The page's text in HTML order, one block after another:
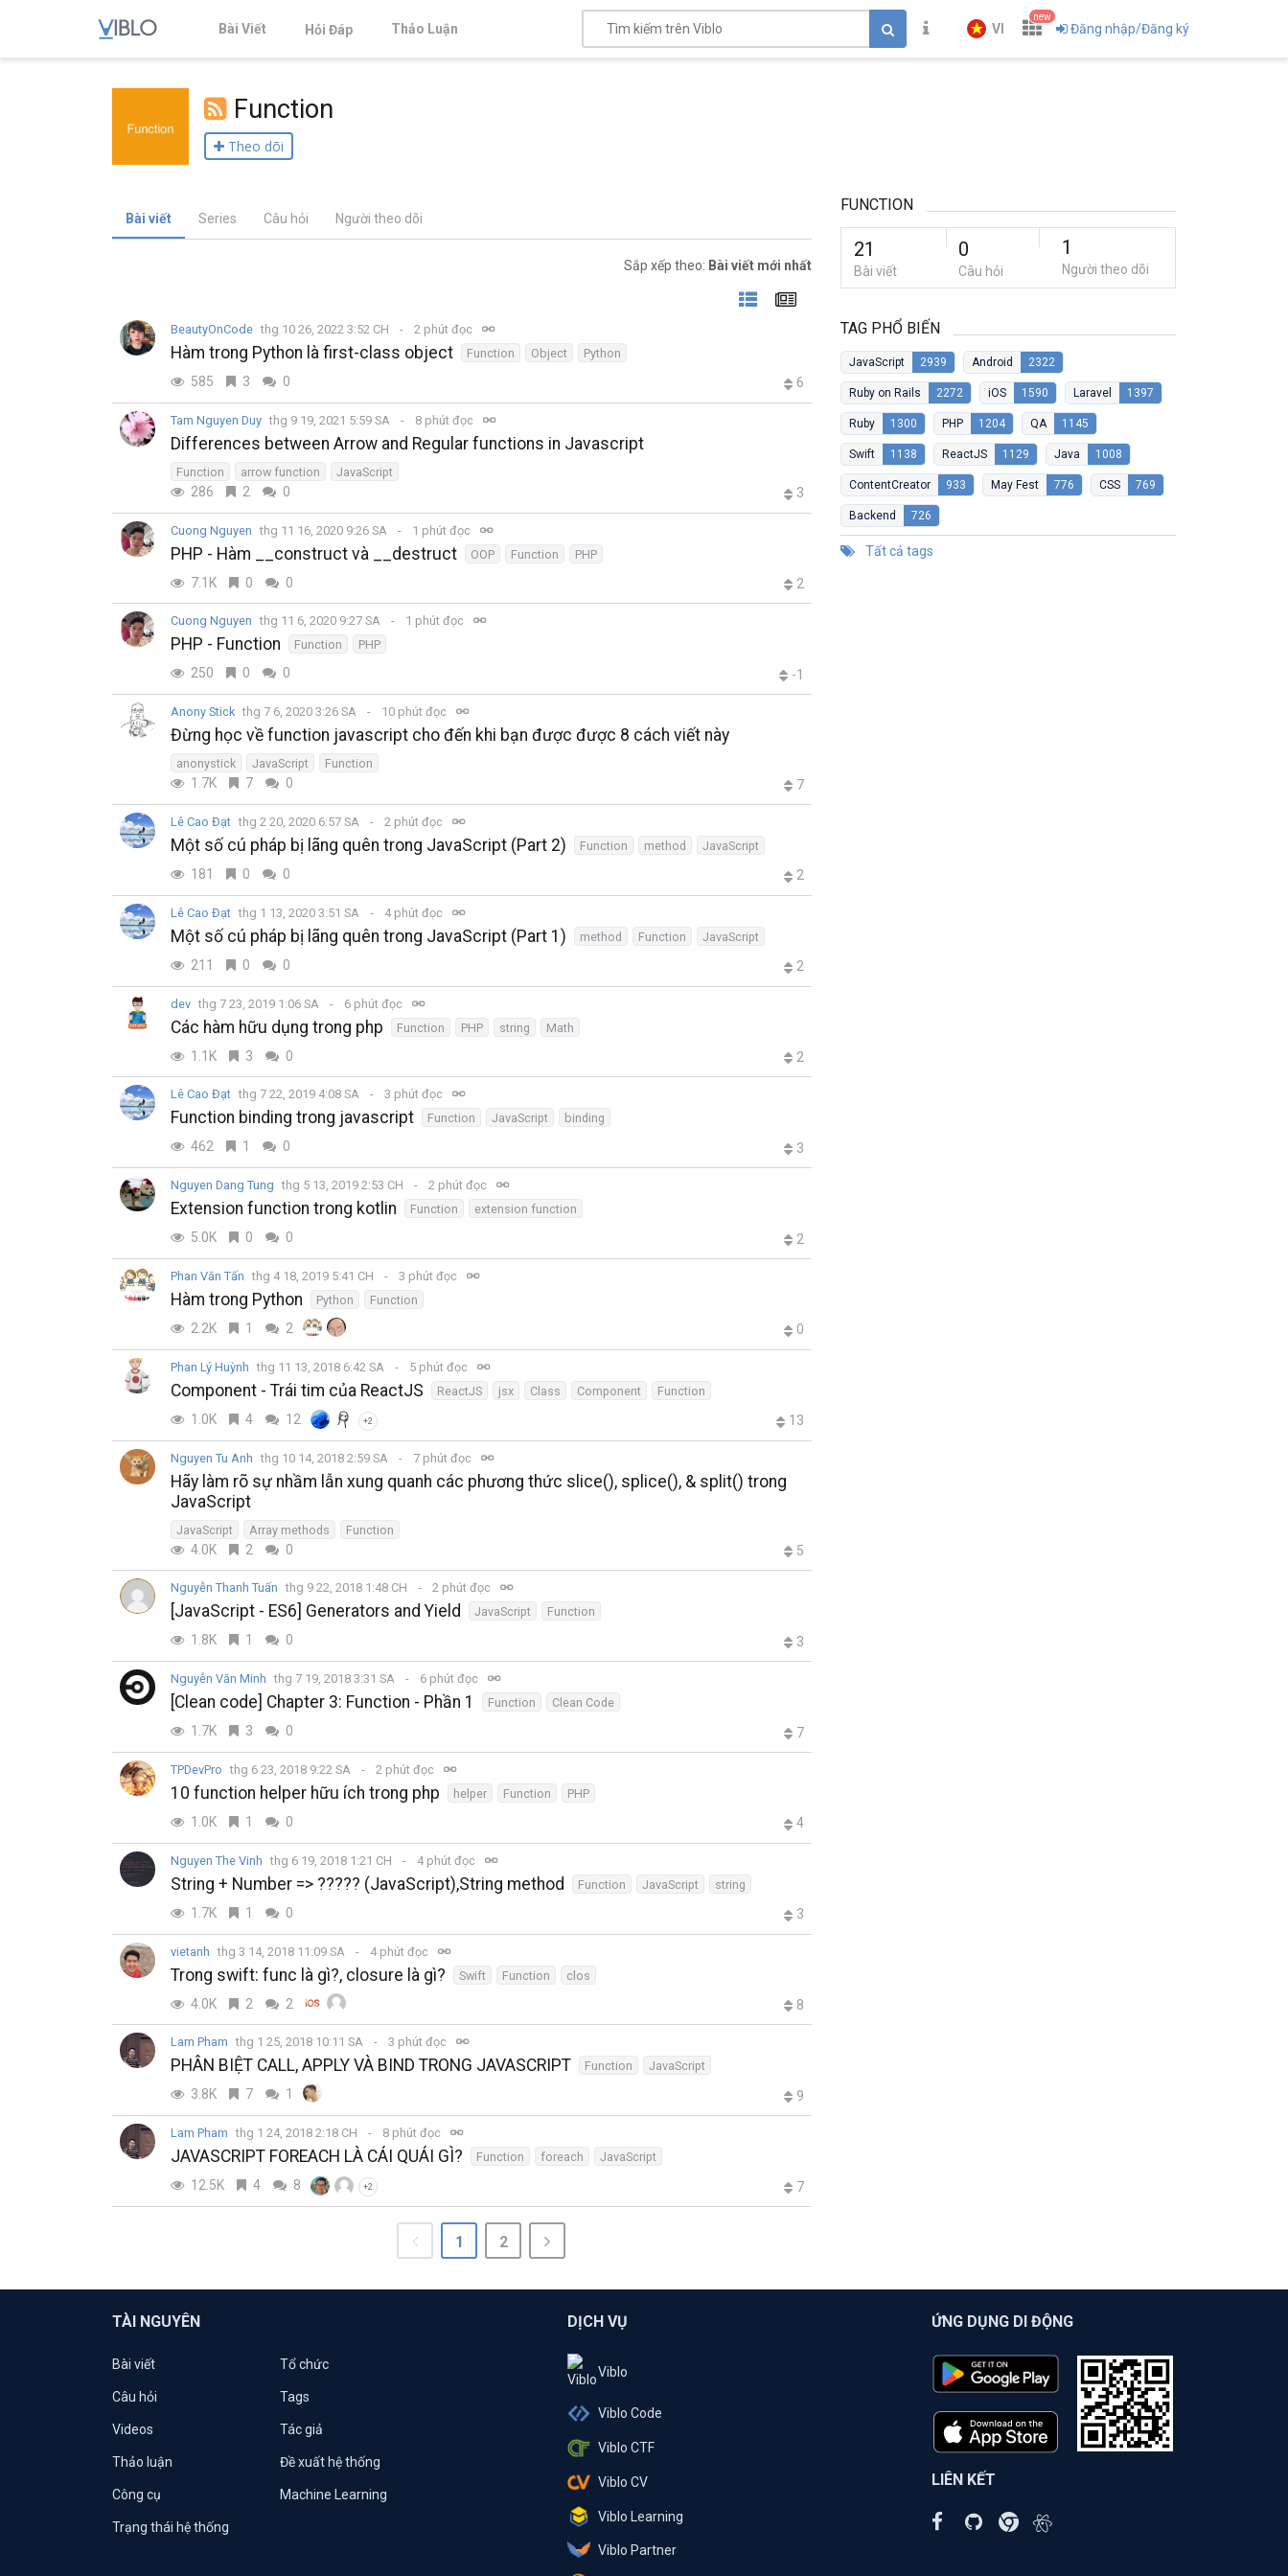
Bài Viết Hỏi Đáp Thảo Luận VI
new
Đăng nhập/Đăng ký
Function
Theo dõi
Bài viết Series Câu hỏi Người theo dõi
Sắp xếp theo: Bài viết mới nhất
BeautyOnCode thg 10 26, 2022 3:52 CH 2 phút đọc
Hàm trong Python là first-class object Function Object Python
585 3 0 6
Tam Nguyen Duy thg 9 19, 2021 5:59 SA 8 phút đọc
Differences between Arrow and Regular functions in Javascript
Function arrow function JavaScript
286 2 0 3
Cuong Nguyen thg 11 16, 2020 9:26 SA 1 phút đọc
PHP - Hàm __construct và __destruct OOP Function PHP
7.1K 0 0 2
Cuong Nguyen thg 11 6, 2020 9:27 SA 1 phút đọc
PHP - Function Function PHP
250 0 0 -1
Anony Stick thg 7 6, 2020 3:26 SA 10 phút đọc
Đừng học về function javascript cho đến khi bạn được được 8 cách viết này
anonystick JavaScript Function
1.7K 7 0 7
Lê Cao Đạt thg 2 20, 2020 6:57 SA 2 phút đọc
Một số cú pháp bị lãng quên trong JavaScript (Part 2) Function method JavaScript
181 0 0 2
Lê Cao Đạt thg 1 13, 2020 3:51 SA 4 phút đọc
Một số cú pháp bị lãng quên trong JavaScript (Part 1) method Function JavaScript
211 0 0 2
dev thg 7 23, 2019 1:06 SA 6 phút đọc
Các hàm hữu dụng trong php Function PHP string Math
1.1K 3 0 2
Lê Cao Đạt thg 7 22, 2019 4:08 SA 3 phút đọc
Function binding trong javascript Function JavaScript binding
462 1 0 3
Nguyen Dang Tung thg 5 13, 2019 2:53 CH 2 phút đọc
Extension function trong kotlin Function extension function
5.0K 0 0 2
Phan Văn Tấn thg 4 18, 2019 5:41 CH 3 phút đọc
Hàm trong Python Python Function
2.2K 1 2 0
Phan Lý Huỳnh thg 11 13, 2018 6:42 SA 5 phút đọc
Component - Trái tim của ReactJS ReactJS jsx Class Component Function
1.0K 4 12 +2 13
Nguyen Tu Anh thg 10 14, 2018 2:59 SA 7 phút đọc
Hãy làm rõ sự nhầm lẫn xung quanh các phương thức slice(), splice(), & split() trong
JavaScript
JavaScript Array methods Function
4.0K 2 0 5
Nguyễn Thanh Tuấn thg 9 22, 2018 1:48 CH 2 phút đọc
[JavaScript - ES6] Generators and Yield JavaScript Function
1.8K 1 0 3
Nguyễn Văn Minh thg 7 19, 2018 3:31 SA 6 phút đọc
[Clean code] Chapter 3: Function - Phần 1 Function Clean Code
1.7K 3 0 7
TPDevPro thg 6 23, 2018 9:22 SA 2 phút đọc
10 function helper hữu ích trong php helper Function PHP
1.0K 1 0 4
Nguyen The Vinh thg 6 19, 2018 1:21 CH 4 phút đọc
String + Number => ????? (JavaScript),String method Function JavaScript string
1.7K 1 0 3
vietanh thg 3 14, 2018 11:09 SA 4 phút đọc
Trong swift: func là gì?, closure là gì? Swift Function clos
4.0K 2 2 8
Lam Pham thg 1 25, 2018 10:11 SA 3 phút đọc
PHÂN BIỆT CALL, APPLY VÀ BIND TRONG JAVASCRIPT Function JavaScript
3.8K 7 1 9
Lam Pham thg 1 24, 2018 2:18 CH 8 phút đọc
JAVASCRIPT FOREACH LÀ CÁI QUÁI GÌ? Function foreach JavaScript
12.5K 4 8 +2 7
1 2
FUNCTION
21
Bài viết
0
Câu hỏi
1
Người theo dõi
TAG PHỔ BIẾN
JavaScript 2939 Android 2322
Ruby on Rails 2272 iOS 1590 Laravel 1397
Ruby 1300 PHP 1204 QA 1145
Swift 1138 ReactJS 1129 Java 1008
ContentCreator 933 May Fest 776 CSS 769
Backend 726
Tất cả tags
TÀI NGUYÊN
Bài viết Tổ chức
Câu hỏi Tags
Videos Tác giả
Thảo luận Đề xuất hệ thống
Công cụ Machine Learning
Trạng thái hệ thống
DỊCH VỤ
Viblo
Viblo Code
Viblo CTF
Viblo CV
Viblo Learning
Viblo Partner
ỨNG DỤNG DI ĐỘNG
LIÊN KẾT